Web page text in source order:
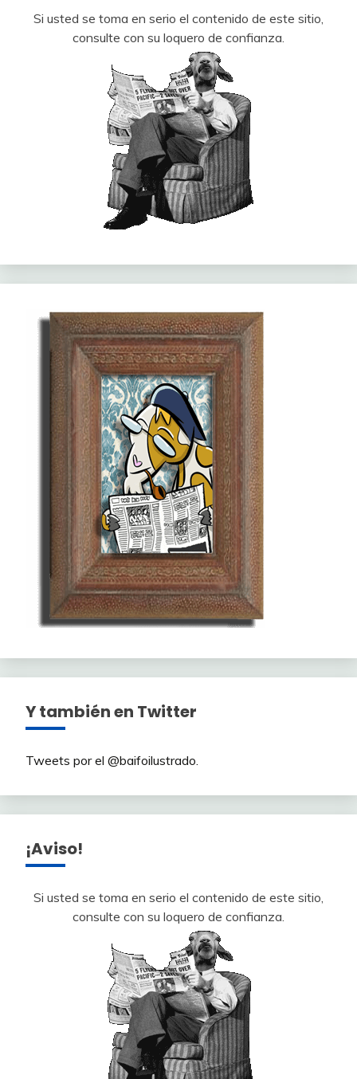
Si usted se toma en serio el contenido de este sitio,
consulte con su loquero de confianza.
Y también en Twitter
Tweets por el @baifoilustrado.
¡Aviso!
Si usted se toma en serio el contenido de este sitio,
consulte con su loquero de confianza.